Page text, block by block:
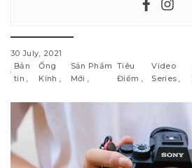
30 July, 2021
Bản
tin
Ống
Kính
Sản Phẩm
Mới
Tiêu
Điểm
Video
Series